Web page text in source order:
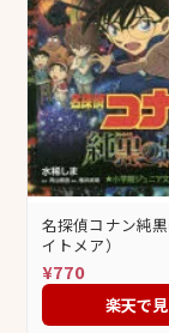
名探偵コナン純
イトメア）
¥770
楽天で